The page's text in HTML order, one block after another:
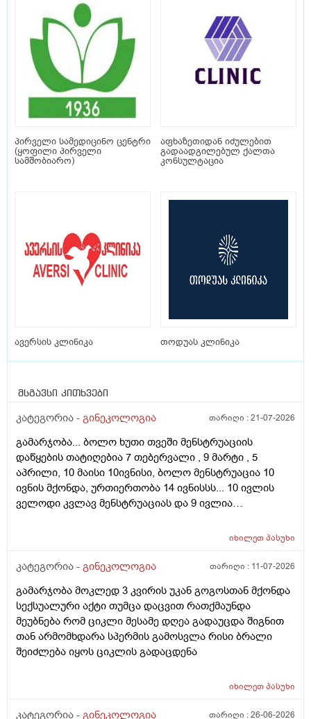
პირველი სამედიცინო ცენტრი
(ყოფილი პირველი
სამშობიარო)
აფხაზეთიდან იძულებით
გადაადგილებულ ქალთა
კონსულტაცია
ავერსის კლინიკა თოდუას კლინიკა
მსგავსი კითხვები
კატეგორია - გინეკოლოგია თარიღი :21-07-2026
გამარჯობა... ბოლო ხუთი თვეში მენსტრუაციის
დაწყების თატიღებია 7 თებერვალი , 9 მარტი , 5
აპრილი, 10 მაისი 10ივნისი, ბოლო მენსტრუაცია 10
ივნის მქონდა, ურთიერთობა 14 ივნისსს... 10 ივლის
ველოდი კვლავ მენსტრუაციას და 9 ივლია
მენსტრუაცია 10 დღეა გადამიცდს,,, ორსულობას არ
თვე გავიდა... 9 ივლის რო დავორსულებოდი როგორ
ტკივილის ხან არა, შარდვის შემდეგ ტკივილი და
შებერილობის შეგრძმება...ჩემით ორციპოლი და
ნოშპაც დავლიეე.... რა უნდა ვქნა
იხილეთპასუხი
კატეგორია - გინეკოლოგია თარიღი : 11-07-2026
გამარჯობა მოკლედ 3 კვირის უკან გოგოსთან მქონდა
სექსუალური აქტი თუმცა დაცვით რათქმაუნდა
მეუბნება რომ ციკლი მესამე დღეა გადაუცდა შიგნით
თან არმომხდარა სპერმის გამოსვლა რისი ბრალი
შეიძლება იყოს ციკლის გადაცდენა
იხილეთპასუხი
კატეგორია - გინეკოლოგია თარიღი :26-06-2026